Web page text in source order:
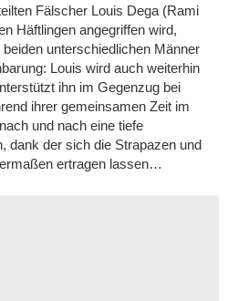
Fälscher Louis Dega (Rami
Häftlingen angegriffen wird,
unterschiedlichen Männer
Louis wird auch weiterhin
ihn im Gegenzug bei
ihrer gemeinsamen Zeit im
und nach eine tiefe
dank der sich die Strapazen und
ertragen lassen…